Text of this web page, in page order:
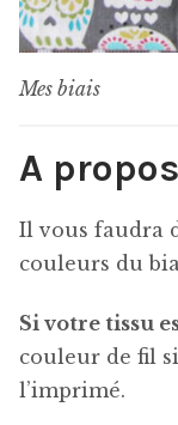
Mes biais
A
Il vous faudra
couleurs du
Si votre tissu
couleur de fil
l’imprimé.